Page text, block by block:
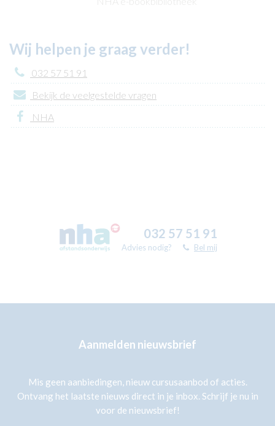
Wij helpen je graag verder!
032 57 51 91
Bekijk de veelgestelde vragen
NHA
032 57 51 91
Advies nodig? Bel mij
Aanmelden nieuwsbrief
Mis geen aanbiedingen, nieuw cursusaanbod of acties.
Ontvang het laatste nieuws direct in je inbox. Schrijf je nu in
voor de nieuwsbrief!